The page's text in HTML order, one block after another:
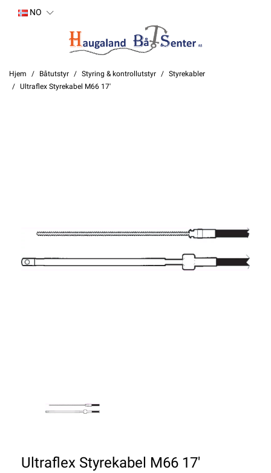
NO
Hjem Båtutstyr Styring & kontrollutstyr
Styrekabler
Ultraflex Styrekabel M66 17'
Ultraflex Styrekabel M66 17'